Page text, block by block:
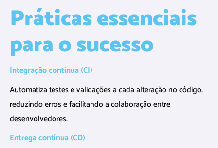
Práticas essenciais
para o sucesso
Integração contínua (CI)
Automatiza testes e validações a cada alteração no código,
reduzindo erros e facilitando a colaboração entre
desenvolvedores.
Entrega contínua (CD)